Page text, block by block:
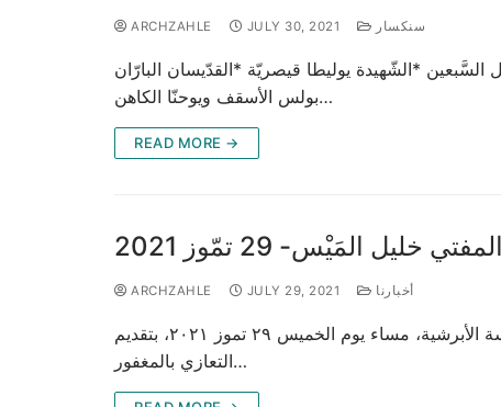
ARCHZAHLE JULY 30, 2021 سنكسار
*الشّهيدة يوليطا قيصريّة *القدّيسان البارّان
بولس الأسقف ويوحنّا الكاهن…
READ MORE →
المَيْس- 29 تمّوز 2021
ARCHZAHLE JULY 29, 2021 أخبارنا
قام راعي الأبرشية صاحب السيادة المتروبوليت أنطونيوس (الصوري)الجزيل الإحترام، على رأس وفدٍ من كهنة وشمامسة الأبرشية، مساء يوم الخميس ٢٩ تموز ٢٠٢١، بتقديم
التعازي بالمغفور…